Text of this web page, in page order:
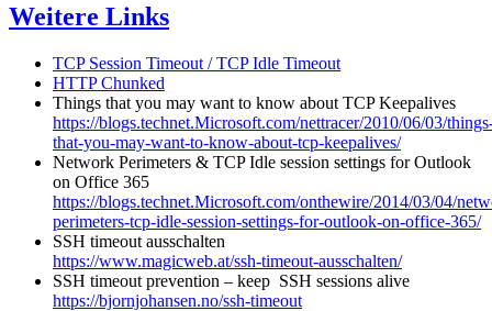
Weitere Links
TCP Session Timeout / TCP Idle Timeout
HTTP Chunked
Things that you may want to know about TCP Keepalives
https://blogs.technet.Microsoft.com/nettracer/2010/06/03/
that-you-may-want-to-know-about-tcp-keepalives/
Network Perimeters & TCP Idle session settings for Outlook
on Office 365
https://blogs.technet.Microsoft.com/onthewire/2014/03/04/
perimeters-tcp-idle-session-settings-for-outlook-on-office-365/
SSH timeout ausschalten
https://www.magicweb.at/ssh-timeout-ausschalten/
SSH timeout prevention – keep SSH sessions alive
https://bjornjohansen.no/ssh-timeout